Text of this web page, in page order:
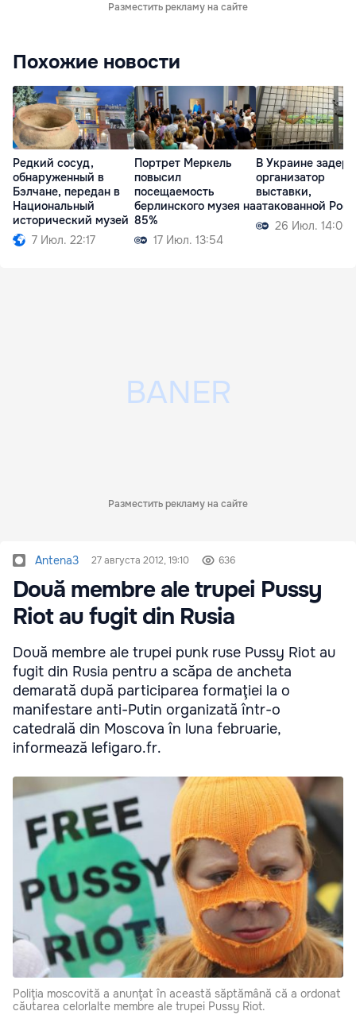
Разместить рекламу на сайте
Похожие новости
Редкий сосуд,
обнаруженный в
Бэлчане, передан в
Национальный
исторический музей
7 Июл. 22:17
Портрет Меркель
повысил
посещаемость
берлинского музея на
85%
17 Июл. 13:54
В Украине
организатор
выставки,
атакованной
26 Июл. 14:00
Разместить рекламу на сайте
Antena3 27 августа 2012, 19:10 636
Două membre ale trupei Pussy
Riot au fugit din Rusia
Două membre ale trupei punk ruse Pussy Riot au
fugit din Rusia pentru a scăpa de ancheta
demarată după participarea formaţiei la o
manifestare anti-Putin organizată într-o
catedrală din Moscova în luna februarie,
informează lefigaro.fr.
Poliţia moscovită a anunţat în această săptămână că a ordonat
căutarea celorlalte membre ale trupei Pussy Riot.